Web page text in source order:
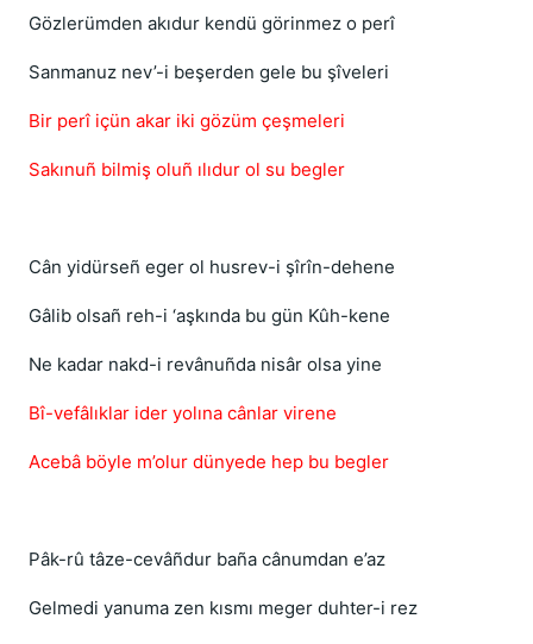
Gözlerümden akıdur kendü görinmez o perî
Sanmanuz nev’-i beşerden gele bu şîveleri
Bir perî içün akar iki gözüm çeşmeleri
Sakınuñ bilmiş oluñ ılıdur ol su begler
Cân yidürseñ eger ol husrev-i şîrîn-dehene
Gâlib olsañ reh-i ‘aşkında bu gün Kûh-kene
Ne kadar nakd-i revânuñda nisâr olsa yine
Bî-vefâlıklar ider yolına cânlar virene
Acebâ böyle m’olur dünyede hep bu begler
Pâk-rû tâze-cevâñdur baña cânumdan e’az
Gelmedi yanuma zen kısmı meger duhter-i rez